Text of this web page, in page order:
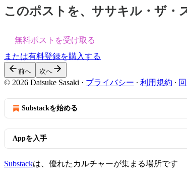
このポストを、ササキル・ザ・
無料ポストを受け取る
または有料登録を購入する
前へ 次へ
© 2026 Daisuke Sasaki · プライバシー ∙ 利用規約 ∙
Substackを始める
Appを入手
Substackは、優れたカルチャーが集まる場所です